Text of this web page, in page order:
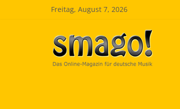
Freitag, August 7, 2026
Smago
SchlagerMAGazinOnline